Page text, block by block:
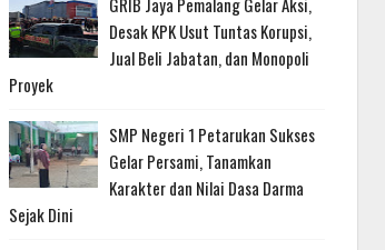
Desak KPK Usut Tuntas Korupsi,
Jual Beli Jabatan, dan Monopoli
Proyek
SMP Negeri 1 Petarukan Sukses
Gelar Persami, Tanamkan
Karakter dan Nilai Dasa Darma
Sejak Dini